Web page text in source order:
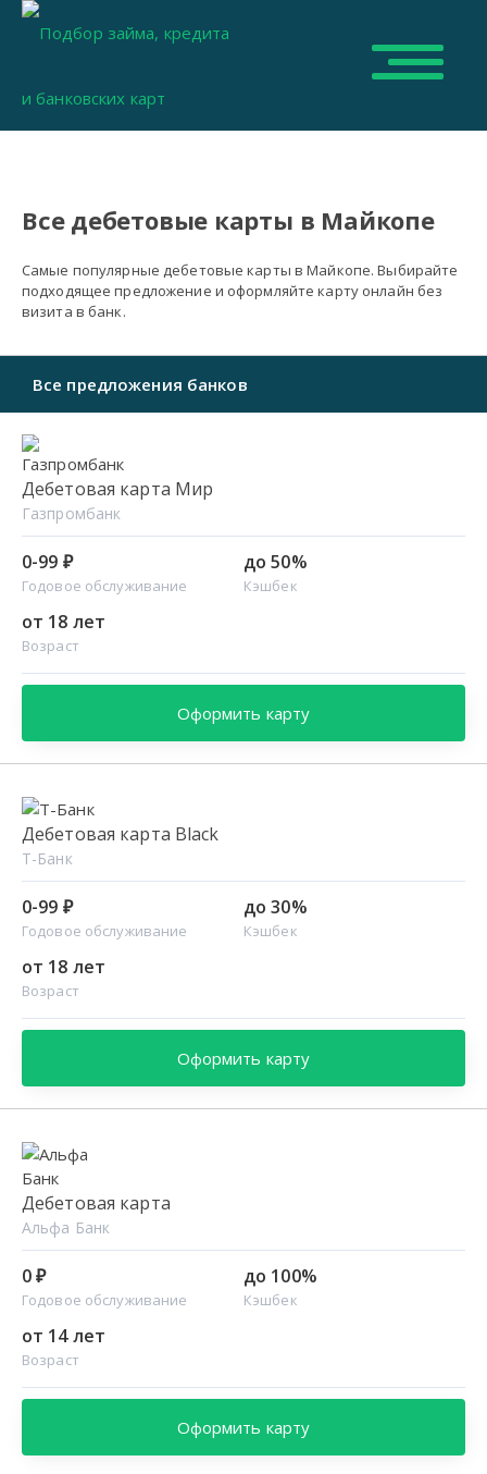
Все дебетовые карты в Майкопе
Самые популярные дебетовые карты в Майкопе. Выбирайте
подходящее предложение и оформляйте карту онлайн без
визита в банк.
Все предложения банков
Дебетовая карта Мир
Газпромбанк
0-99 ₽
Годовое обслуживание
до 50%
Кэшбек
от 18 лет
Возраст
Оформить карту
Дебетовая карта Black
Т-Банк
0-99 ₽
Годовое обслуживание
до 30%
Кэшбек
от 18 лет
Возраст
Оформить карту
Дебетовая карта
Альфа Банк
0 ₽
Годовое обслуживание
до 100%
Кэшбек
от 14 лет
Возраст
Оформить карту